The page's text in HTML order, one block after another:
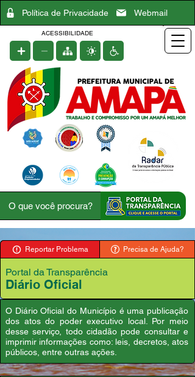
Política de Privacidade Webmail
ACESSIBILIDADE
Reportar Problema Precisa de Ajuda?
Portal da Transparência
Diário Oficial
O Diário Oficial do Município é uma publicação
dos atos do poder executivo local. Por meio
desse serviço, todo cidadão pode consultar e
imprimir informações como: leis, decretos, atos
públicos, entre outras ações.